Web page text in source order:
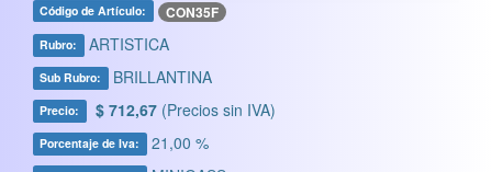
Código de Artículo: CON35F
Rubro: ARTISTICA
Sub Rubro: BRILLANTINA
Precio: $ 712,67 (Precios sin IVA)
Porcentaje de Iva: 21,00 %